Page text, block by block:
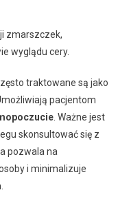
zmarszczek,
wyglądu cery.
traktowane są jako
pacjentom
. Ważne jest
skonsultować się z
pozwala na
i minimalizuje